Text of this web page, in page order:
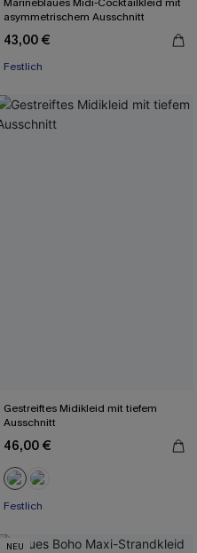
asymmetrischem Ausschnitt
43,00 €
Festlich
Gestreiftes Midikleid mit tiefem
Ausschnitt
46,00 €
Festlich
NEU